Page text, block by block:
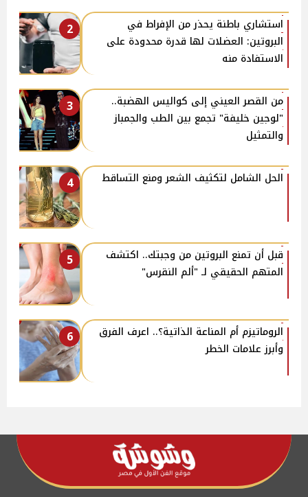
2
استشاري باطنة يحذر من الإفراط في
البروتين: العضلات لها قدرة محدودة على
الاستفادة منه
3
من القصر العيني إلى كواليس الهضبة..
"لوجين خليفة" تجمع بين الطب والجمباز
والتمثيل
4 الحل الشامل لتكثيف الشعر ومنع التساقط
5
قبل أن تمنع البروتين من وجبتك.. اكتشف
المتهم الحقيقي لـ "ألم النقرس"
6
الروماتيزم أم المناعة الذاتية؟.. اعرف الفرق
وأبرز علامات الخطر